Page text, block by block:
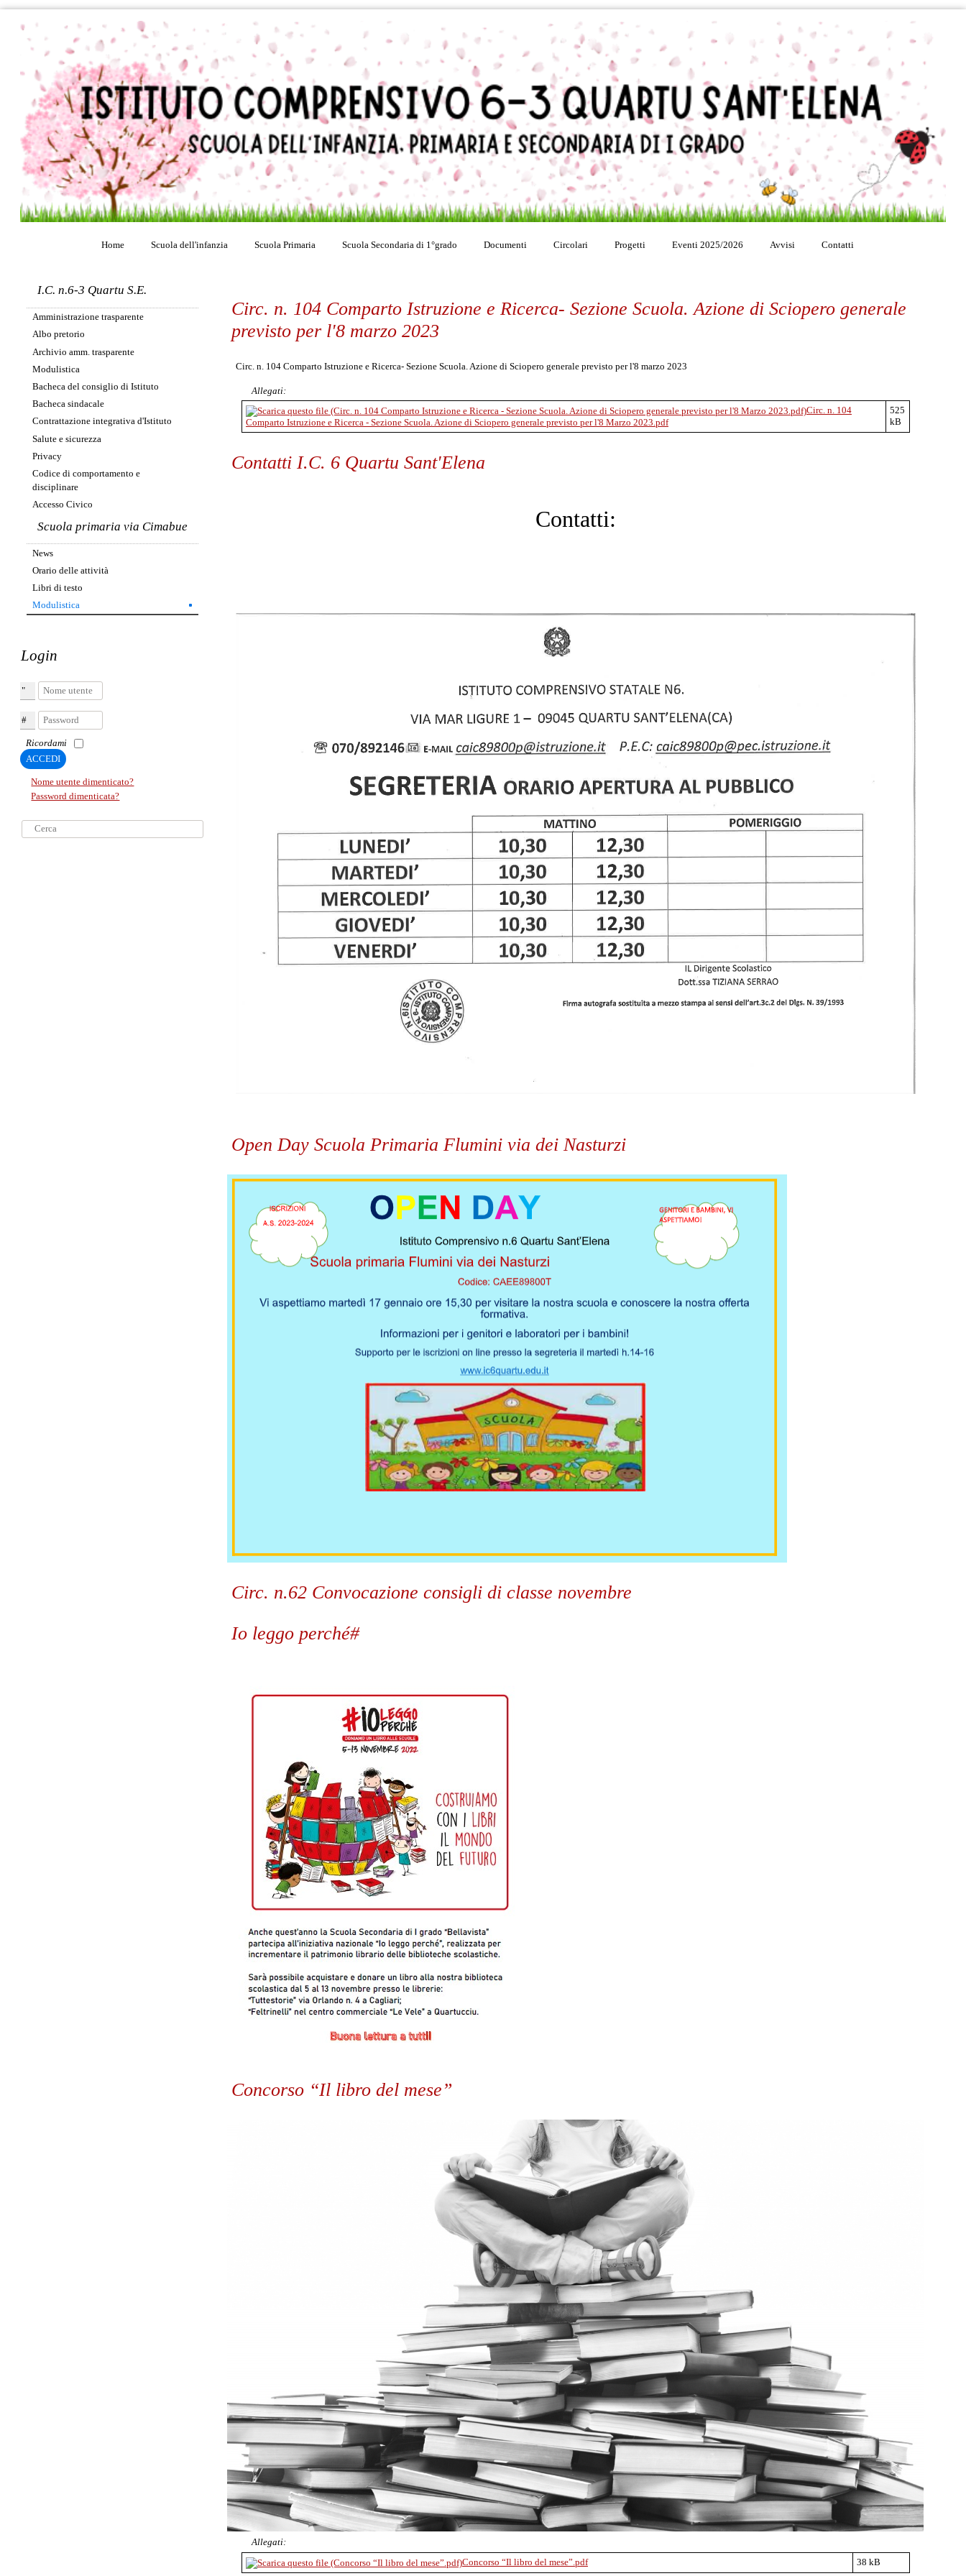
Home Scuola dell'infanzia Scuola Primaria Scuola Secondaria di 1°grado Documenti Circolari Progetti Eventi 2025/2026 Avvisi Contatti
I.C. n.6-3 Quartu S.E.
Amministrazione trasparente
Albo pretorio
Archivio amm. trasparente
Modulistica
Bacheca del consiglio di Istituto
Bacheca sindacale
Contrattazione integrativa d'Istituto
Salute e sicurezza
Privacy
Codice di comportamento e
disciplinare
Accesso Civico
Scuola primaria via Cimabue
News
Orario delle attività
Libri di testo
Modulistica
Login
Nome utente
Password
Ricordami
ACCEDI
Nome utente dimenticato?
Password dimenticata?
Cerca...
Circ. n. 104 Comparto Istruzione e Ricerca- Sezione Scuola. Azione di Sciopero generale
previsto per l'8 marzo 2023
Circ. n. 104 Comparto Istruzione e Ricerca- Sezione Scuola. Azione di Sciopero generale previsto per l'8 marzo 2023
Allegati:
Circ. n. 104
Comparto Istruzione e Ricerca - Sezione Scuola. Azione di Sciopero generale previsto per l'8 Marzo 2023.pdf
525
kB
Contatti I.C. 6 Quartu Sant'Elena
Contatti:
Open Day Scuola Primaria Flumini via dei Nasturzi
Circ. n.62 Convocazione consigli di classe novembre
Io leggo perché#
Concorso “Il libro del mese”
Allegati:
Concorso “Il libro del mese”.pdf
38 kB